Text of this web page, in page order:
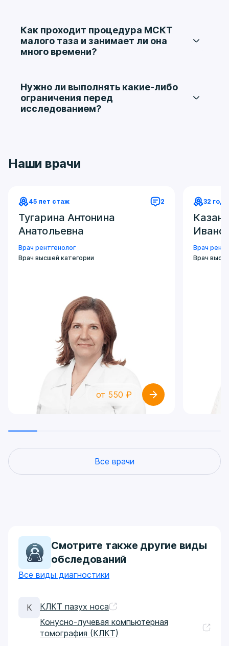
Как проходит процедура МСКТ
малого таза и занимает ли она
много времени?
процедура занимает 10–15 минут и проходит
без боли или дискомфорта.
Нужно ли выполнять какие-либо
ограничения перед
исследованием?
Наши врачи
45 лет стаж 2
Тугарина Антонина
Анатольевна
Врач рентгенолог
Врач высшей категории
от 550 ₽
32
Врач
Врач
Все врачи
Смотрите также другие виды
обследований
Все виды диагностики
К
КЛКТ пазух носа
Конусно-лучевая компьютерная
томография (КЛКТ)